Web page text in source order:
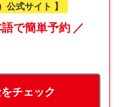
公式サイト 】
で簡単予約 ／
チェック